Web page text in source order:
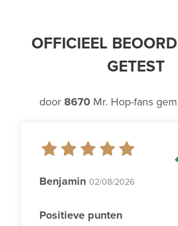
OFFICIEEL
GETEST
door 8670Mr. Hop-fans
Benjamin 02/08/2026
Positieve punten